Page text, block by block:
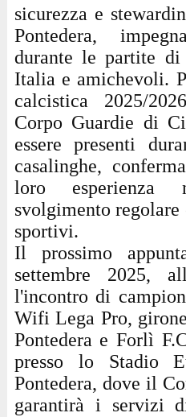
sicurezza e
Pontedera,
durante le partite di
Italia e amichevoli.
calcistica 2025/
Corpo Guardie di
essere presenti
casalinghe,
loro esperienza
svolgimento
sportivi.
Il prossimo
settembre 2025,
l'incontro di
Wifi Lega Pro,
Pontedera e Forlì
presso lo Stadio
Pontedera, dove il
garantirà i servizi